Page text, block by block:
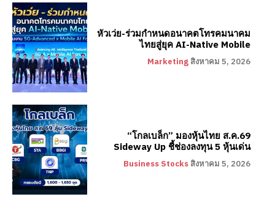
หัวเว่ย-ร่วมกำหนดอนาคตโทรคมนาคม
ไทยสู่ยุค AI-Native Mobile
Marketing สิงหาคม 5, 2026
“โกลเบล็ก” มองหุ้นไทย ส.ค.69
Sideway Up ชี้ช่องลงทุน 5 หุ้นเด่น
Business Stocks สิงหาคม 5, 2026